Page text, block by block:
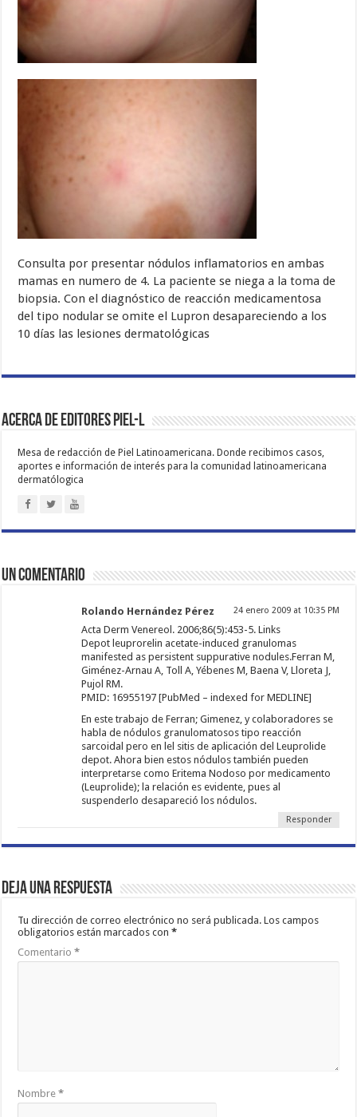
Consulta por presentar nódulos inflamatorios en ambas
mamas en numero de 4. La paciente se niega a la toma de
biopsia. Con el diagnóstico de reacción medicamentosa
del tipo nodular se omite el Lupron desapareciendo a los
10 días las lesiones dermatológicas
Acerca de Editores PIEL-L
Mesa de redacción de Piel Latinoamericana. Donde recibimos casos,
aportes e información de interés para la comunidad latinoamericana
dermatólogica
Un comentario
Rolando Hernández Pérez 24 enero 2009 at 10:35 PM
Acta Derm Venereol. 2006;86(5):453-5. Links
Depot leuprorelin acetate-induced granulomas
manifested as persistent suppurative nodules.Ferran M,
Giménez-Arnau A, Toll A, Yébenes M, Baena V, Lloreta J,
Pujol RM.
PMID: 16955197 [PubMed – indexed for MEDLINE]
En este trabajo de Ferran; Gimenez, y colaboradores se
habla de nódulos granulomatosos tipo reacción
sarcoidal pero en lel sitis de aplicación del Leuprolide
depot. Ahora bien estos nódulos también pueden
interpretarse como Eritema Nodoso por medicamento
(Leuprolide); la relación es evidente, pues al
suspenderlo desapareció los nódulos.
Responder
Deja una respuesta
Tu dirección de correo electrónico no será publicada. Los campos
obligatorios están marcados con*
Comentario*
Nombre*